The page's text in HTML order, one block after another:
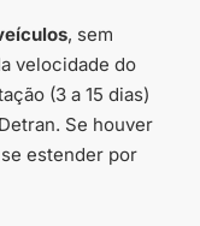
, sem
velocidade do
(3 a 15 dias)
Se houver
estender por